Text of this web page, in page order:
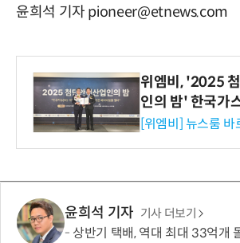
윤희석 기자 pioneer@etnews.com
위엠비, '2025
인의 밤' 한국가
사장상 수상
[위엠비] 뉴스룸 바
윤희석 기자 기사 더보기
상반기 택배, 역대 최대 33억개 돌파…국민